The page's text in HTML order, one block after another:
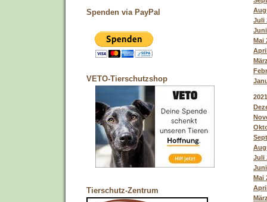
Spenden via PayPal
VETO-Tierschutzshop
Tierschutz-Zentrum
Juli
Mai
2021
Juli
Mai